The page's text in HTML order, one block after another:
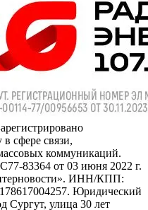
сфере связи,
коммуникаций.
83364 от 03 июня 2022 г.
ИНН/КПП:
Юридический
улица 30 лет